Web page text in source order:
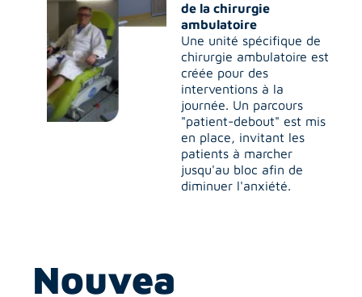
de la chirurgie
ambulatoire
Une unité spécifique de
chirurgie ambulatoire est
créée pour des
interventions à la
journée. Un parcours
"patient-debout" est mis
en place, invitant les
patients à marcher
jusqu'au bloc afin de
diminuer l'anxiété.
Nouvea